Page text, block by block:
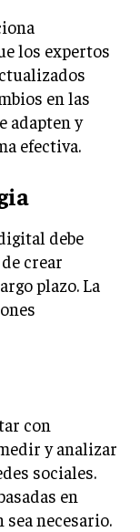
Desde hace
en un reconocido
desde noticias
firmemente en
a la
los buscadores,
los expertos
en las
adapten y
efectiva.
debe
crear
plazo. La
con
y analizar
sociales.
en
necesario.